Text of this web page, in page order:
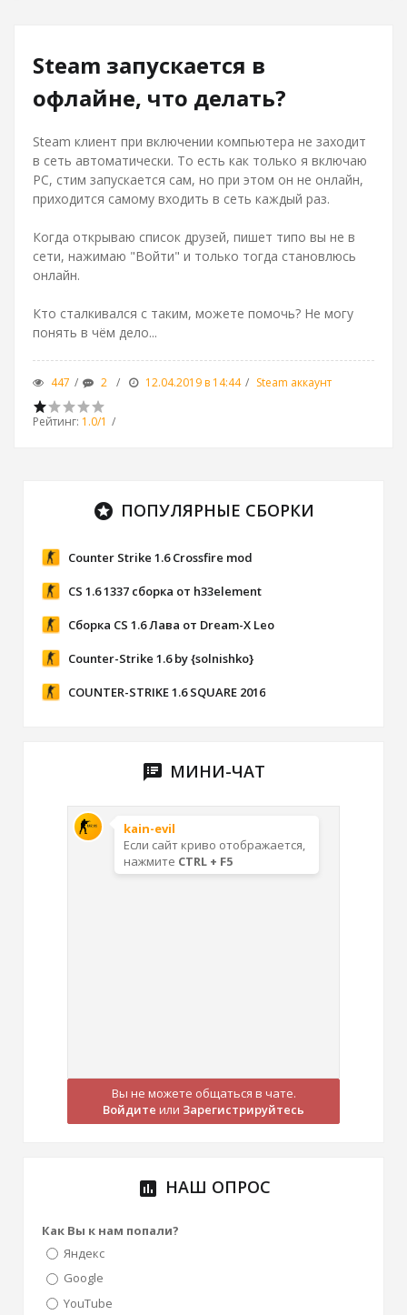
Steam запускается в
офлайне, что делать?
Steam клиент при включении компьютера не заходит
в сеть автоматически. То есть как только я включаю
PC, стим запускается сам, но при этом он не онлайн,
приходится самому входить в сеть каждый раз.
Когда открываю список друзей, пишет типо вы не в
сети, нажимаю "Войти" и только тогда становлюсь
онлайн.
Кто сталкивался с таким, можете помочь? Не могу
понять в чём дело...
447 2 12.04.2019 в 14:44 Steam аккаунт
Рейтинг: 1.0/1
stars ПОПУЛЯРНЫЕ СБОРКИ
Counter Strike 1.6 Crossfire mod
CS 1.6 1337 сборка от h33element
Сборка CS 1.6 Лава от Dream-X Leo
Counter-Strike 1.6 by {solnishko}
COUNTER-STRIKE 1.6 SQUARE 2016
speaker_notes МИНИ-ЧАТ
Вы не можете общаться в чате.
Войдите или Зарегистрируйтесь
poll НАШ ОПРОС
Как Вы к нам попали?
Яндекс
Google
YouTube